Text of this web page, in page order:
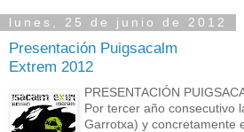
lunes, 25 de junio de 2012
Presentación Puigsacalm
Extrem 2012
PRESENTACIÓN
Por tercer año consecutivo
Garrotxa) y concretamente